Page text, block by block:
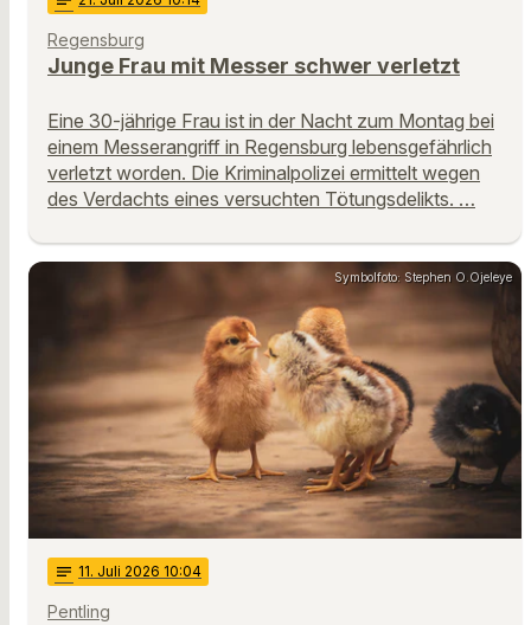
Regensburg
Junge Frau mit Messer schwer verletzt
Eine 30-jährige Frau ist in der Nacht zum Montag bei
einem Messerangriff in Regensburg lebensgefährlich
verletzt worden. Die Kriminalpolizei ermittelt wegen
des Verdachts eines versuchten Tötungsdelikts. …
Symbolfoto: Stephen O.Ojeleye
notes 11. Juli 2026 10:04
Pentling